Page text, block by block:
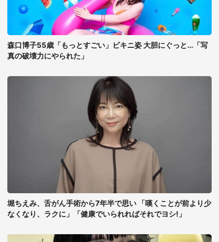
森口博子55歳「もっとすごい」ビキニ姿 大胆にぐっと...「写
真の破壊力にやられた」
堀ちえみ、舌がん手術から7年半で思い 「嘆くことが前より少
なくなり、ラクに」「健康でいられればそれでヨシ!」